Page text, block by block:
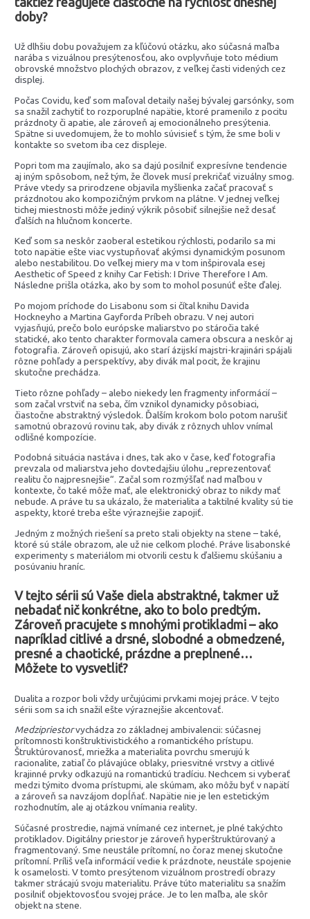
doby?
Už dlhšiu dobu považujem za kľúčovú otázku, ako súčasná maľba
narába s vizuálnou presýtenosťou, ako ovplyvňuje toto médium
obrovské množstvo plochých obrazov, z veľkej časti videných cez
displej.
Počas Covidu, keď som maľoval detaily našej bývalej garsónky, som
sa snažil zachytiť to rozporuplné napätie, ktoré pramenilo z pocitu
prázdnoty či apatie, ale zároveň aj emocionálneho presýtenia.
Spätne si uvedomujem, že to mohlo súvisieť s tým, že sme boli v
kontakte so svetom iba cez displeje.
Popri tom ma zaujímalo, ako sa dajú posilniť expresívne tendencie
aj iným spôsobom, než tým, že človek musí prekričať vizuálny smog.
Práve vtedy sa prirodzene objavila myšlienka začať pracovať s
prázdnotou ako kompozičným prvkom na plátne. V jednej veľkej
tichej miestnosti môže jediný výkrik pôsobiť silnejšie než desať
ďalších na hlučnom koncerte.
Keď som sa neskôr zaoberal estetikou rýchlosti, podarilo sa mi
toto napätie ešte viac vystupňovať akýmsi dynamickým posunom
alebo nestabilitou. Do veľkej miery ma v tom inšpirovala esej
Aesthetic of Speed z knihy Car Fetish: I Drive Therefore I Am.
Následne prišla otázka, ako by som to mohol posunúť ešte ďalej.
Po mojom príchode do Lisabonu som si čítal knihu Davida
Hockneyho a Martina Gayforda Príbeh obrazu. V nej autori
vyjasňujú, prečo bolo európske maliarstvo po stáročia také
statické, ako tento charakter formovala camera obscura a neskôr aj
fotografia. Zároveň opisujú, ako starí ázijskí majstri-krajinári spájali
rôzne pohľady a perspektívy, aby divák mal pocit, že krajinu
skutočne prechádza.
Tieto rôzne pohľady – alebo niekedy len fragmenty informácií –
som začal vrstviť na seba, čím vznikol dynamicky pôsobiaci,
čiastočne abstraktný výsledok. Ďalším krokom bolo potom narušiť
samotnú obrazovú rovinu tak, aby divák z rôznych uhlov vnímal
odlišné kompozície.
Podobná situácia nastáva i dnes, tak ako v čase, keď fotografia
prevzala od maliarstva jeho dovtedajšiu úlohu „reprezentovať
realitu čo najpresnejšie“. Začal som rozmýšľať nad maľbou v
kontexte, čo také môže mať, ale elektronický obraz to nikdy mať
nebude. A práve tu sa ukázalo, že materialita a taktilné kvality sú tie
aspekty, ktoré treba ešte výraznejšie zapojiť.
Jedným z možných riešení sa preto stali objekty na stene – také,
ktoré sú stále obrazom, ale už nie celkom ploché. Práve lisabonské
experimenty s materiálom mi otvorili cestu k ďalšiemu skúšaniu a
posúvaniu hraníc.
V tejto sérii sú Vaše diela abstraktné, takmer už
nebadať nič konkrétne, ako to bolo predtým.
Zároveň pracujete s mnohými protikladmi – ako
napríklad citlivé a drsné, slobodné a obmedzené,
presné a chaotické, prázdne a preplnené…
Môžete to vysvetliť?
Dualita a rozpor boli vždy určujúcimi prvkami mojej práce. V tejto
sérii som sa ich snažil ešte výraznejšie akcentovať.
Medzipriestorvychádza zo základnej ambivalencii: súčasnej
prítomnosti konštruktivistického a romantického prístupu.
Štruktúrovanosť, mriežka a materialita povrchu smerujú k
racionalite, zatiaľ čo plávajúce oblaky, priesvitné vrstvy a citlivé
krajinné prvky odkazujú na romantickú tradíciu. Nechcem si vyberať
medzi týmito dvoma prístupmi, ale skúmam, ako môžu byť v napätí
a zároveň sa navzájom dopĺňať. Napätie nie je len estetickým
rozhodnutím, ale aj otázkou vnímania reality.
Súčasné prostredie, najmä vnímané cez internet, je plné takýchto
protikladov. Digitálny priestor je zároveň hyperštruktúrovaný a
fragmentovaný. Sme neustále prítomní, no čoraz menej skutočne
prítomní. Príliš veľa informácií vedie k prázdnote, neustále spojenie
k osamelosti. V tomto presýtenom vizuálnom prostredí obrazy
takmer strácajú svoju materialitu. Práve túto materialitu sa snažím
posilniť objektovosťou svojej práce. Je to len maľba, ale skôr
objekt na stene.